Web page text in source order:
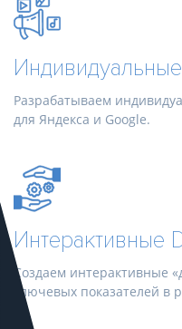
Индивидуальные
Разрабатываем
для Яндекса и Google.
Интерактивные
Создаем интерактивные
ключевых показателей в